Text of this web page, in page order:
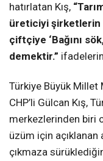
hatırlatan Kış,
üreticiyi şirketlerin
çiftçiye ‘Bağını
demektir.”
Türkiye Büyük Millet
CHP’li Gülcan Kış,
merkezlerinden biri
üzüm için açıklanan
çıkmaza